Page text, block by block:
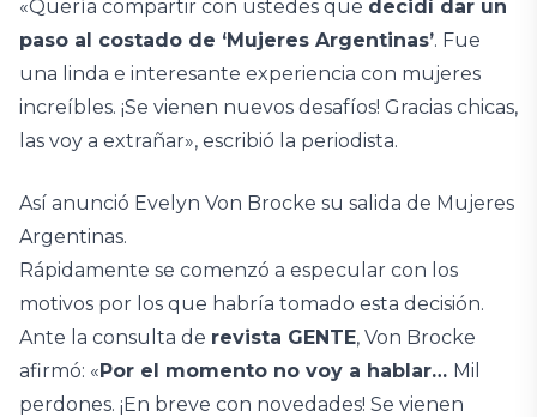
«Quería compartir con ustedes que decidí dar un
paso al costado de ‘Mujeres Argentinas’. Fue
una linda e interesante experiencia con mujeres
increíbles. ¡Se vienen nuevos desafíos! Gracias chicas,
las voy a extrañar», escribió la periodista.
Así anunció Evelyn Von Brocke su salida de Mujeres
Argentinas.
Rápidamente se comenzó a especular con los
motivos por los que habría tomado esta decisión.
Ante la consulta de revista GENTE, Von Brocke
afirmó: «Por el momento no voy a hablar… Mil
perdones. ¡En breve con novedades! Se vienen